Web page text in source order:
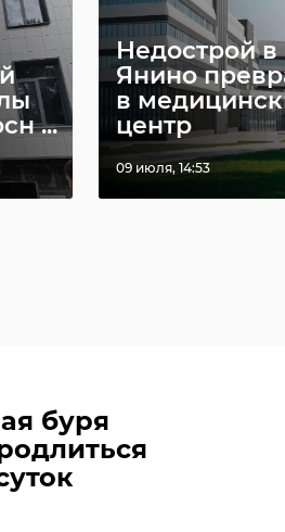
...
Недострой в
Янино
в
центр
09 июля, 14:53
буря